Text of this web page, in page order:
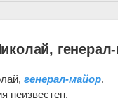
генерал-майор.
неизвестен.